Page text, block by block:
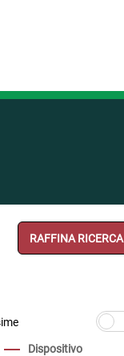
RAFFINA RICERCA
Dispositivo